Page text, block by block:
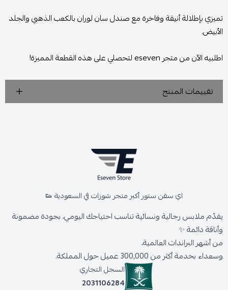
تميزي بإطلالة أنيقة وفاخرة مع صندل سان لوران بالكعب الذهبي والجلد
الأبيض.
اطلبيه الآن من متجر eseven لتحصلي على هذه القطعة المميزة!
تقييمات المنتج
اي سفن ستور أكبر متجر شوزات في السعودية 👟
يقدّم ملابس رجالية ونسائية تناسب احتياجك اليومي، بجودة مضمونة
وأناقة دائمة ✨
من أشهر البراندات العالمية،
وسعداء بخدمة أكثر من 300,000 عميل حول المملكة.
السجل التجاري
2031106284